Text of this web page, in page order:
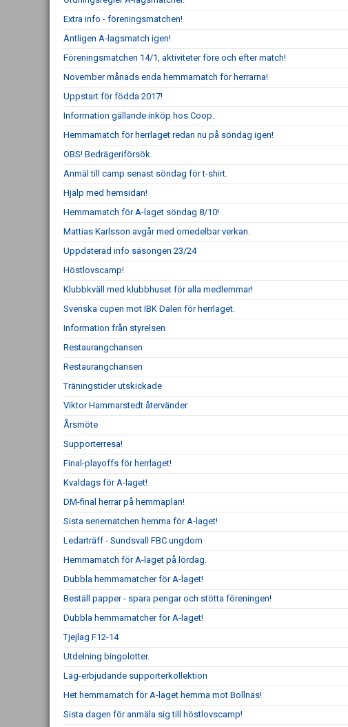
Extra info - föreningsmatchen!
Äntligen A-lagsmatch igen!
Föreningsmatchen 14/1, aktiviteter före och efter match!
November månads enda hemmamatch för herrarna!
Uppstart för födda 2017!
Information gällande inköp hos Coop.
Hemmamatch för herrlaget redan nu på söndag igen!
OBS! Bedrägeriförsök.
Anmäl till camp senast söndag för t-shirt.
Hjälp med hemsidan!
Hemmamatch för A-laget söndag 8/10!
Mattias Karlsson avgår med omedelbar verkan.
Uppdaterad info säsongen 23/24
Höstlovscamp!
Klubbkväll med klubbhuset för alla medlemmar!
Svenska cupen mot IBK Dalen för herrlaget.
Information från styrelsen
Restaurangchansen
Restaurangchansen
Träningstider utskickade
Viktor Hammarstedt återvänder
Årsmöte
Supporterresa!
Final-playoffs för herrlaget!
Kvaldags för A-laget!
DM-final herrar på hemmaplan!
Sista seriematchen hemma för A-laget!
Ledarträff - Sundsvall FBC ungdom
Hemmamatch för A-laget på lördag.
Dubbla hemmamatcher för A-laget!
Beställ papper - spara pengar och stötta föreningen!
Dubbla hemmamatcher för A-laget!
Tjejlag F12-14
Utdelning bingolotter.
Lag-erbjudande supporterkollektion
Het hemmamatch för A-laget hemma mot Bollnäs!
Sista dagen för anmäla sig till höstlovscamp!